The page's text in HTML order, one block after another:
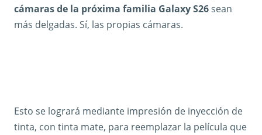
cámaras de la próxima familia Galaxy S26sean
más delgadas. Sí, las propias cámaras.
Esto se logrará mediante impresión de inyección de
tinta, con tinta mate, para reemplazar la película que